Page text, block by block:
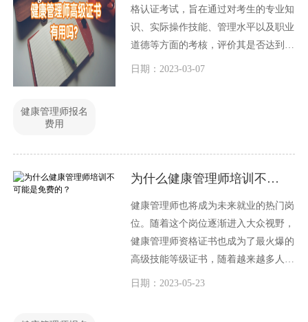
格认证考试，旨在通过对考生的专业知
识、实际操作技能、管理水平以及职业
道德等方面的考核，评价其是否达到健
康管理师的职业要求。对于想要从事健
日期：2023-03-07
健康管理师报名
费用
为什么健康管理师培训不可能是免费的？
健康管理师也将成为未来就业的热门岗
位。随着这个岗位逐渐进入大众视野，
健康管理师资格证书也成为了最火爆的
高级技能等级证书，随着越来越多人关
注健康管理师的报考，相信大家心中都
日期：2023-05-23